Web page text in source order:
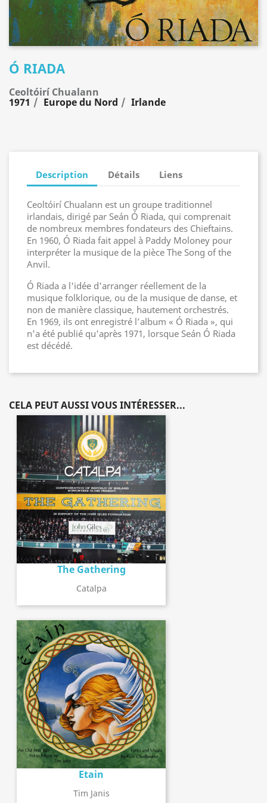
Ó RIADA
Ceoltóirí Chualann
1971 Europe du Nord Irlande
Description Détails Liens
Ceoltóirí Chualann est un groupe traditionnel
irlandais, dirigé par Seán Ó Riada, qui comprenait
de nombreux membres fondateurs des Chieftains.
En 1960, Ó Riada fait appel à Paddy Moloney pour
interpréter la musique de la pièce The Song of the
Anvil.
Ó Riada a l'idée d'arranger réellement de la
musique folklorique, ou de la musique de danse, et
non de manière classique, hautement orchestrés.
En 1969, ils ont enregistré l’album « Ó Riada », qui
n'a été publié qu'après 1971, lorsque Seán Ó Riada
est décédé.
CELA PEUT AUSSI VOUS INTÉRESSER...
The Gathering
Catalpa
Etain
Tim Janis